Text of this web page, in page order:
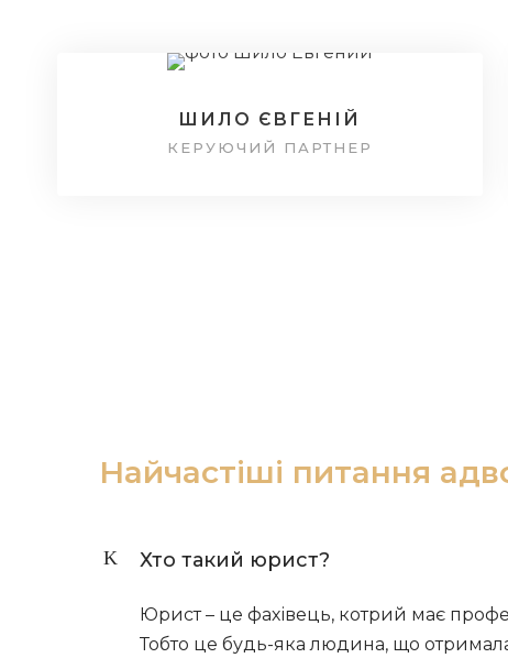
ШИЛО ЄВГЕНІЙ
КЕРУЮЧИЙ ПАРТНЕР
Найчастіші питання
Хто такий юрист?
Юрист – це фахівець, котрий має
Тобто це будь-яка людина, що